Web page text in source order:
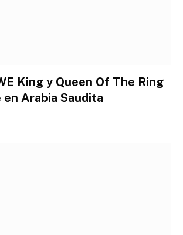
King y Queen Of The Ring
en Arabia Saudita